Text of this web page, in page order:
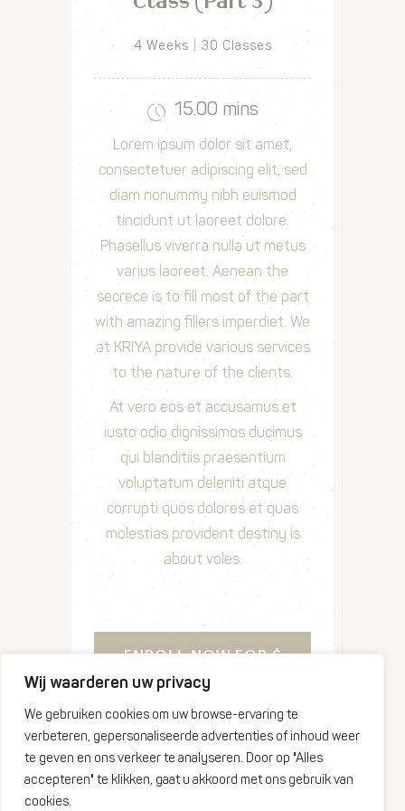
Wij waarderen uw privacy
We gebruiken cookies om uw browse-ervaring te
verbeteren, gepersonaliseerde advertenties of inhoud weer
te geven en ons verkeer te analyseren. Door op "Alles
accepteren" te klikken, gaat u akkoord met ons gebruik van
cookies.
4 Weeks 30 Classes
15.00 mins
Lorem ipsum dolor sit amet,
consectetuer adipiscing elit, sed
diam nonummy nibh euismod
tincidunt ut laoreet dolore.
Phasellus viverra nulla ut metus
varius laoreet. Aenean the
secrece is to fill most of the part
with amazing fillers imperdiet. We
at KRIYA provide various services
to the nature of the clients.
At vero eos et accusamus et
iusto odio dignissimos ducimus
qui blanditiis praesentium
voluptatum deleniti atque
corrupti quos dolores et quas
molestias provident destiny is
about voles.
ENROLL NOW FOR$